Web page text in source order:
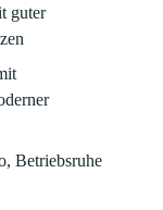
guter
Betriebsruhe